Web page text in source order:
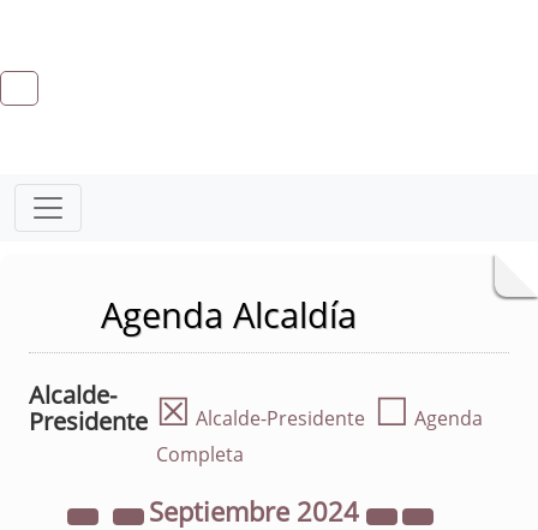
Agenda Alcaldía
Alcalde-
Presidente ☒ Alcalde-Presidente ☐ Agenda
Completa
Septiembre 2024